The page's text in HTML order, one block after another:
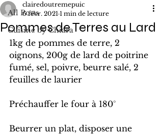
All Posts
Cuisine by Chiara
Pommes de Terres au Lard
clairedoutremepuic
6 févr. 2021 1 min de lecture
1kg de pommes de terre, 2
oignons, 200g de lard de poitrine
fumé, sel, poivre, beurre salé, 2
feuilles de laurier
Préchauffer le four à 180°
Beurrer un plat, disposer une